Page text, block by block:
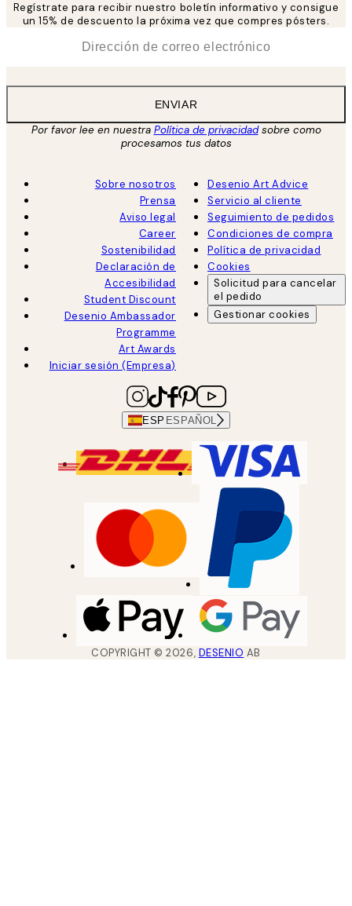
Regístrate para recibir nuestro boletín informativo y consigue
un 15% de descuento la próxima vez que compres pósters.
ENVIAR
Por favor lee en nuestra Política de privacidadsobre como
procesamos tus datos
Sobre nosotros
Prensa
Aviso legal
Career
Sostenibilidad
Declaración de
Accesibilidad
Student Discount
Desenio Ambassador
Programme
Art Awards
Iniciar sesión (Empresa)
Desenio Art Advice
Servicio al cliente
Seguimiento de pedidos
Condiciones de compra
Política de privacidad
Cookies
Solicitud para cancelar
el pedido
Gestionar cookies
ESP ESPAÑOL
COPYRIGHT ©2026, DESENIO AB